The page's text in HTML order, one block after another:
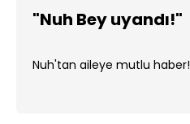
"Nuh Bey uyandı!"
Nuh'tan aileye mutlu haber!